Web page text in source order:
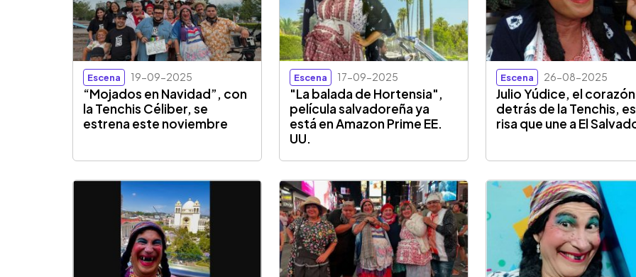
Escena 19-09-2025
“Mojados en Navidad”, con
la Tenchis Céliber, se
estrena este noviembre
Escena 17-09-2025
"La balada de Hortensia",
película salvadoreña ya
está en Amazon Prime EE.
UU.
Escena 26-08-2025
Julio Yúdice, el corazón
detrás de la Tenchis,
risa que une a El